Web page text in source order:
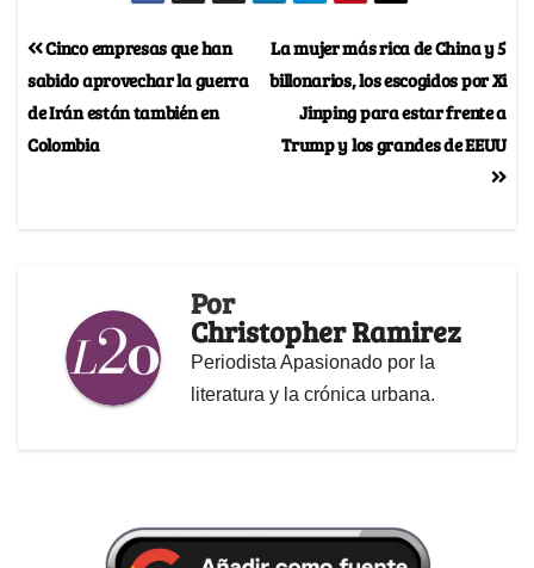
La mujer más rica de China y 5
billonarios, los escogidos por Xi
Jinping para estar frente a
Trump y los grandes de EEUU
Cinco empresas que han
sabido aprovechar la guerra
de Irán están también en
Colombia
Por
Christopher Ramirez
Periodista Apasionado por la
literatura y la crónica urbana.